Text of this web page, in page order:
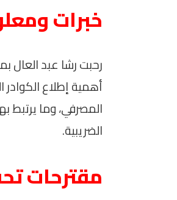
خبرات
رحبت رشا عبد العال
أهمية إطلاع الكوادر
المصرفي، وما
الضريبية.
مقترحات